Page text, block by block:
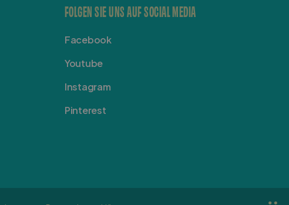
FOLGEN SIE UNS AUF SOCIAL MEDIA
Facebook
Youtube
Instagram
Pinterest